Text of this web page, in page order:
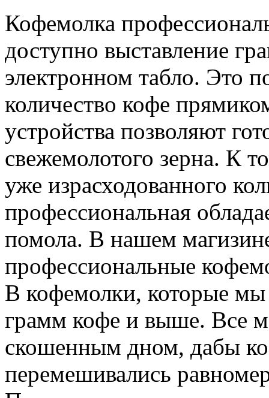
Кофемолка
доступно выставление
электронном табло. Это
количество кофе
устройства позволяют
свежемолотого зерна. К
уже израсходованного
профессиональная
помола. В нашем
профессиональные
В кофемолки, которые
грамм кофе и выше. Все
скошенным дном, дабы
перемешивались